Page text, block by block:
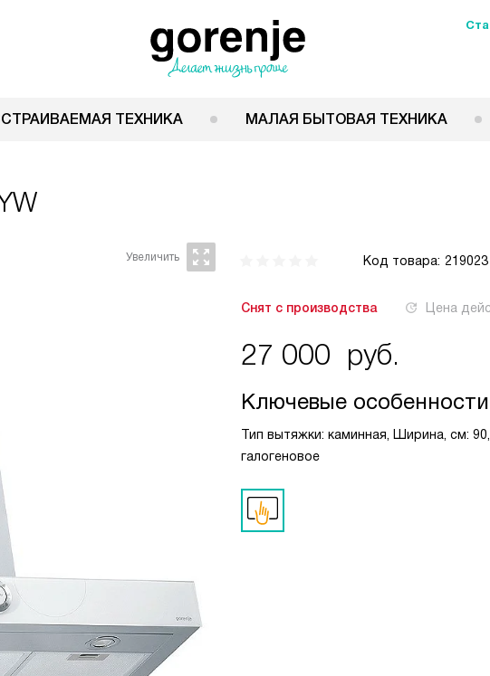
ТЕХНИКА МАЛАЯ БЫТОВАЯ ТЕХНИКА
Код товара: 219023
Снят с производства Цена
27 000 руб.
Ключевые особенности
Тип вытяжки: каминная, Ширина, см:
галогеновое